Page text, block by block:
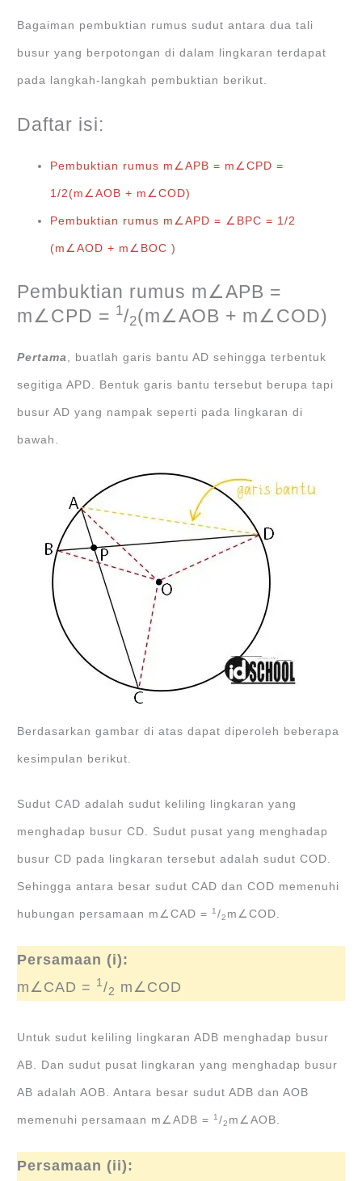
Bagaiman pembuktian rumus sudut antara dua tali
busur yang berpotongan di dalam lingkaran terdapat
pada langkah-langkah pembuktian berikut.
Daftar isi:
Pembuktian rumus m∠APB = m∠CPD =
1/2(m∠AOB + m∠COD)
Pembuktian rumus m∠APD = ∠BPC = 1/2
(m∠AOD + m∠BOC )
Pembuktian rumus m∠APB =
m∠CPD = 1/2(m∠AOB + m∠COD)
Pertama , buatlah garis bantu AD sehingga terbentuk
segitiga APD. Bentuk garis bantu tersebut berupa tapi
busur AD yang nampak seperti pada lingkaran di
bawah.
Berdasarkan gambar di atas dapat diperoleh beberapa
kesimpulan berikut.
Sudut CAD adalah sudut keliling lingkaran yang
menghadap busur CD. Sudut pusat yang menghadap
busur CD pada lingkaran tersebut adalah sudut COD.
Sehingga antara besar sudut CAD dan COD memenuhi
hubungan persamaan m∠CAD = 1 /2 m∠COD.
Persamaan (i):
m∠CAD = 1/2 m∠COD
Untuk sudut keliling lingkaran ADB menghadap busur
AB. Dan sudut pusat lingkaran yang menghadap busur
AB adalah AOB. Antara besar sudut ADB dan AOB
memenuhi persamaan m∠ADB = 1 /2 m∠AOB.
Persamaan (ii):